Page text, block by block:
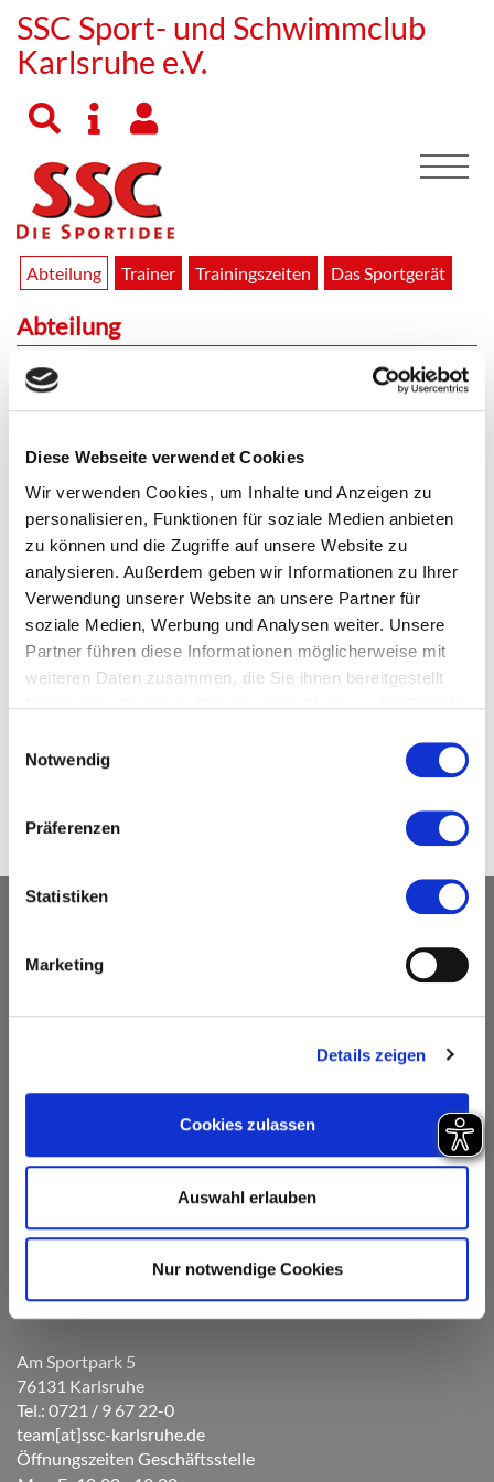
Diese Webseite verwendet Cookies
Wir verwenden Cookies, um Inhalte und Anzeigen zu
personalisieren, Funktionen für soziale Medien anbieten
zu können und die Zugriffe auf unsere Website zu
analysieren. Außerdem geben wir Informationen zu Ihrer
Verwendung unserer Website an unsere Partner für
soziale Medien, Werbung und Analysen weiter. Unsere
Partner führen diese Informationen möglicherweise mit
weiteren Daten zusammen, die Sie ihnen bereitgestellt
Notwendig
Präferenzen
Statistiken
Marketing
Details zeigen
Cookies zulassen
Auswahl erlauben
Nur notwendige Cookies
SSC Sport- und Schwimmclub
Karlsruhe e.V.
Abteilung Trainer Trainingszeiten Das Sportgerät
Abteilung
Die anspruchsvolle Sportart
auf dem großen Sprungtuch
macht Kindern und
technische Perfektion der
verschiedenen Sprungformen
Spaß. Die Teilnehmer
gewinnen Vertrauen durch die Beherrschung des Körpers bei
Drehungen und Rotationen um verschiedene Achsen.
schwieriger Sprünge ist hier
alles machbar. Genießt das
Am Sportpark 5
76131 Karlsruhe
Tel.: 0721 / 9 67 22-0
team[at]ssc-karlsruhe.de
Öffnungszeiten Geschäftsstelle